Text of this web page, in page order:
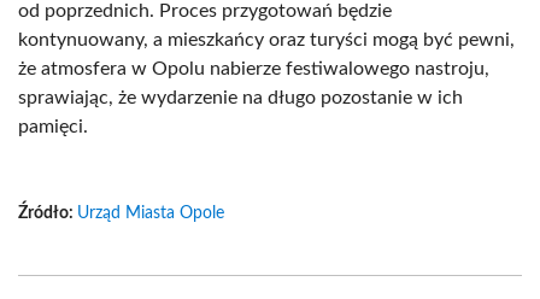
od poprzednich. Proces przygotowań będzie
kontynuowany, a mieszkańcy oraz turyści mogą być pewni,
że atmosfera w Opolu nabierze festiwalowego nastroju,
sprawiając, że wydarzenie na długo pozostanie w ich
pamięci.
Źródło: Urząd Miasta Opole